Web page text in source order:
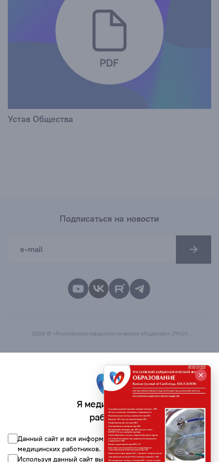
Устав Общества
Подписаться на новости
2026 © «Российское кардиологическое общество» (РКО)
Я медицинский
работник
Данный сайт и вся информация на нём предназначена для
медицинских работников.
Используя данный сайт вы соглашаетесь на обработку